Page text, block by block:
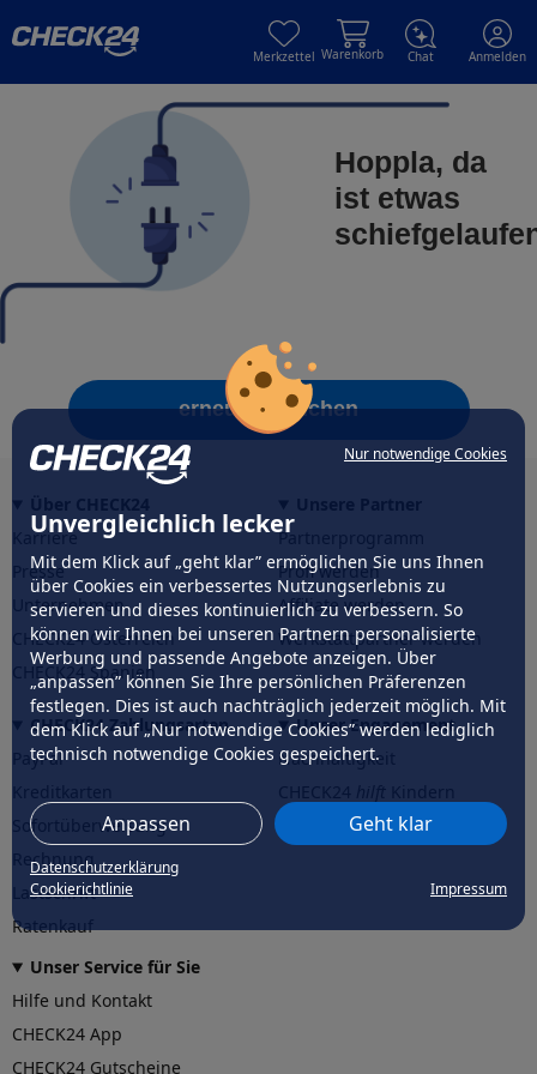
Nur notwendige Cookies
Unvergleichlich lecker
Mit dem Klick auf „geht klar” ermöglichen Sie uns Ihnen
über Cookies ein verbessertes Nutzungserlebnis zu
servieren und dieses kontinuierlich zu verbessern. So
können wir Ihnen bei unseren Partnern personalisierte
Werbung und passende Angebote anzeigen. Über
„anpassen” können Sie Ihre persönlichen Präferenzen
festlegen. Dies ist auch nachträglich jederzeit möglich. Mit
dem Klick auf „Nur notwendige Cookies” werden lediglich
technisch notwendige Cookies gespeichert.
Anpassen Geht klar
Datenschutzerklärung
Cookierichtlinie
Impressum
Merkzettel Warenkorb Chat Anmelden
Hoppla, da
ist etwas
erneut versuchen
Karriere
Presse
Unternehmen
CHECK24 Österreich
CHECK24 Spanien
Partnerprogramm
Profi werden
Affiliate werden
Werkstattpartner werden
CHECK24 Zahlungsarten
PayPal
Sofortüberweisung
Rechnung
Lastschrift
Ratenkauf
Unser Engagement
Nachhaltigkeit
CHECK24hilftder Natur
Unser Service für Sie
Hilfe und Kontakt
CHECK24 App
CHECK24 Gutscheine